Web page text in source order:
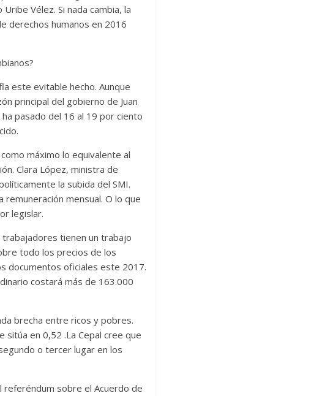
Vélez. Si nada cambia, la
derechos humanos en 2016
este evitable hecho. Aunque
principal del gobierno de Juan
pasado del 16 al 19 por ciento
máximo lo equivalente al
Clara López, ministra de
la subida del SMI.
mensual. O lo que
legislar.
trabajadores tienen un trabajo
todo los precios de los
documentos oficiales este 2017.
costará más de 163.000
brecha entre ricos y pobres.
sitúa en 0,52 .La Cepal cree que
o tercer lugar en los
referéndum sobre el Acuerdo de